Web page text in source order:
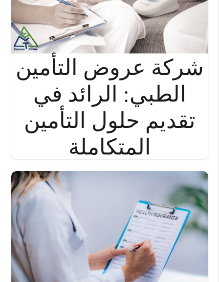
شركة عروض التأمين
الطبي: الرائد في
تقديم حلول التأمين
المتكاملة